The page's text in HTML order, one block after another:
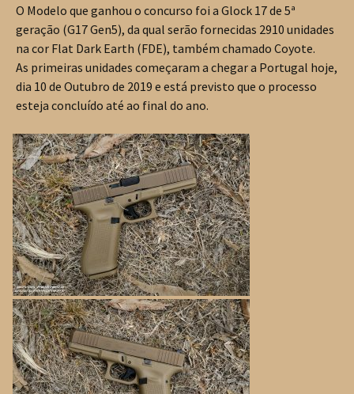
O Modelo que ganhou o concurso foi a Glock 17 de 5ª
geração (G17 Gen5), da qual serão fornecidas 2910 unidades
na cor Flat Dark Earth (FDE), também chamado Coyote.
As primeiras unidades começaram a chegar a Portugal hoje,
dia 10 de Outubro de 2019 e está previsto que o processo
esteja concluído até ao final do ano.